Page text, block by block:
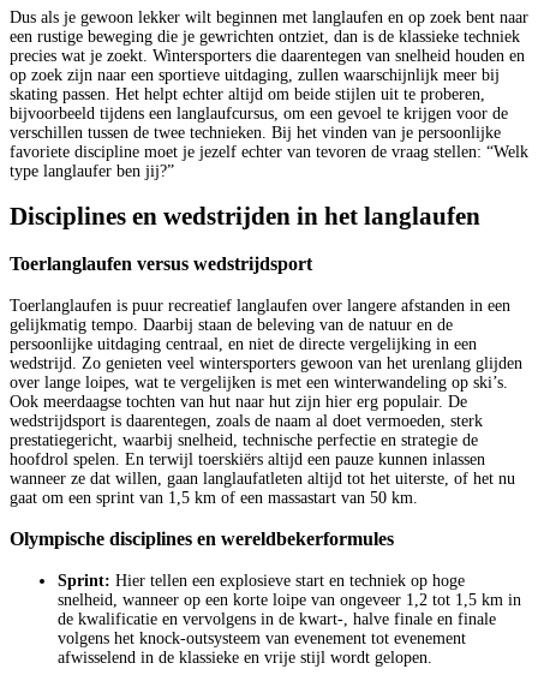
Dus als je gewoon lekker wilt beginnen met langlaufen en op zoek bent naar
een rustige beweging die je gewrichten ontziet, dan is de klassieke techniek
precies wat je zoekt. Wintersporters die daarentegen van snelheid houden en
op zoek zijn naar een sportieve uitdaging, zullen waarschijnlijk meer bij
skating passen. Het helpt echter altijd om beide stijlen uit te proberen,
bijvoorbeeld tijdens een langlaufcursus, om een gevoel te krijgen voor de
verschillen tussen de twee technieken. Bij het vinden van je persoonlijke
favoriete discipline moet je jezelf echter van tevoren de vraag stellen: “Welk
type langlaufer ben jij?”
Disciplines en wedstrijden in het langlaufen
Toerlanglaufen versus wedstrijdsport
Toerlanglaufen is puur recreatief langlaufen over langere afstanden in een
gelijkmatig tempo. Daarbij staan de beleving van de natuur en de
persoonlijke uitdaging centraal, en niet de directe vergelijking in een
wedstrijd. Zo genieten veel wintersporters gewoon van het urenlang glijden
over lange loipes, wat te vergelijken is met een winterwandeling op ski’s.
Ook meerdaagse tochten van hut naar hut zijn hier erg populair. De
wedstrijdsport is daarentegen, zoals de naam al doet vermoeden, sterk
prestatiegericht, waarbij snelheid, technische perfectie en strategie de
hoofdrol spelen. En terwijl toerskiërs altijd een pauze kunnen inlassen
wanneer ze dat willen, gaan langlaufatleten altijd tot het uiterste, of het nu
gaat om een sprint van 1,5 km of een massastart van 50 km.
Olympische disciplines en wereldbekerformules
Sprint: Hier tellen een explosieve start en techniek op hoge
snelheid, wanneer op een korte loipe van ongeveer 1,2 tot 1,5 km in
de kwalificatie en vervolgens in de kwart-, halve finale en finale
volgens het knock-outsysteem van evenement tot evenement
afwisselend in de klassieke en vrije stijl wordt gelopen.